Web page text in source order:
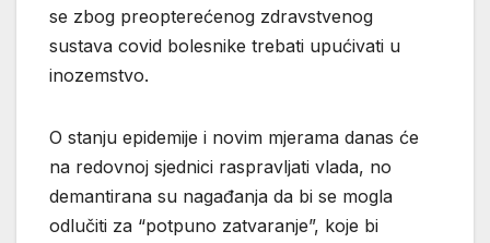
se zbog preopterećenog zdravstvenog
sustava covid bolesnike trebati upućivati u
inozemstvo.
O stanju epidemije i novim mjerama danas će
na redovnoj sjednici raspravljati vlada, no
demantirana su nagađanja da bi se mogla
odlučiti za “potpuno zatvaranje”, koje bi